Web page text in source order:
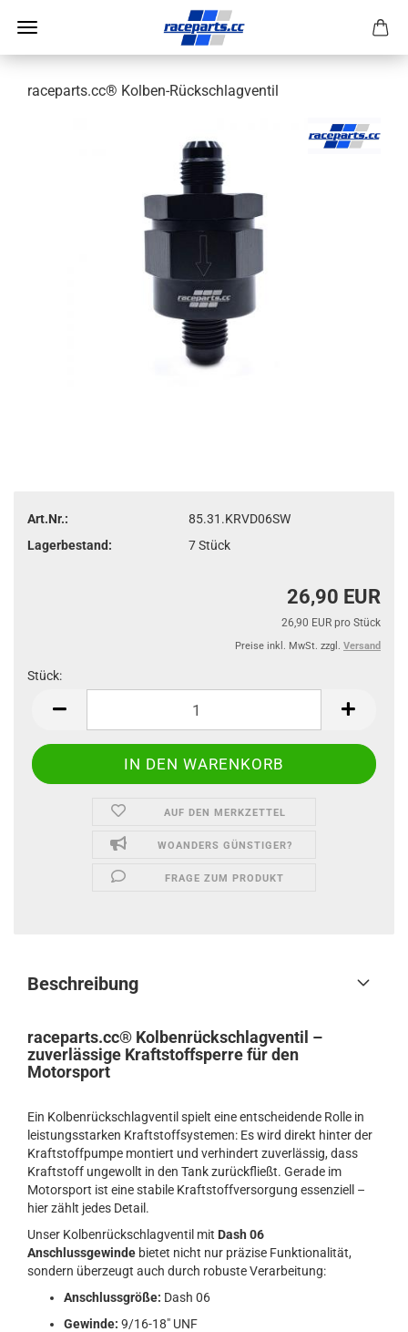
raceparts.cc® Kolben-Rückschlagventil
Art.Nr.:
85.31.KRVD06SW
Lagerbestand:
7Stück
26,90 EUR
26,90 EUR pro Stück
Preise inkl. MwSt. zzgl. Versand
Stück:
AUF DEN MERKZETTEL
WOANDERS GÜNSTIGER?
FRAGE ZUM PRODUKT
Beschreibung
raceparts.cc® Kolbenrückschlagventil –
zuverlässige Kraftstoffsperre für den
Motorsport
Ein Kolbenrückschlagventil spielt eine entscheidende Rolle in
leistungsstarken Kraftstoffsystemen: Es wird direkt hinter der
Kraftstoffpumpe montiert und verhindert zuverlässig, dass
Kraftstoff ungewollt in den Tank zurückfließt. Gerade im
Motorsport ist eine stabile Kraftstoffversorgung essenziell –
hier zählt jedes Detail.
Unser Kolbenrückschlagventil mit Dash 06
Anschlussgewinde bietet nicht nur präzise Funktionalität,
sondern überzeugt auch durch robuste Verarbeitung:
Anschlussgröße: Dash 06
Gewinde: 9/16-18" UNF